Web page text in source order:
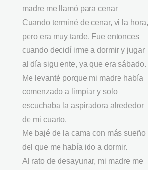
madre me llamó para cenar.
Cuando terminé de cenar, vi la hora,
pero era muy tarde. Fue entonces
cuando decidí irme a dormir y jugar
al día siguiente, ya que era sábado.
Me levanté porque mi madre había
comenzado a limpiar y solo
escuchaba la aspiradora alrededor
de mi cuarto.
Me bajé de la cama con más sueño
del que me había ido a dormir.
Al rato de desayunar, mi madre me